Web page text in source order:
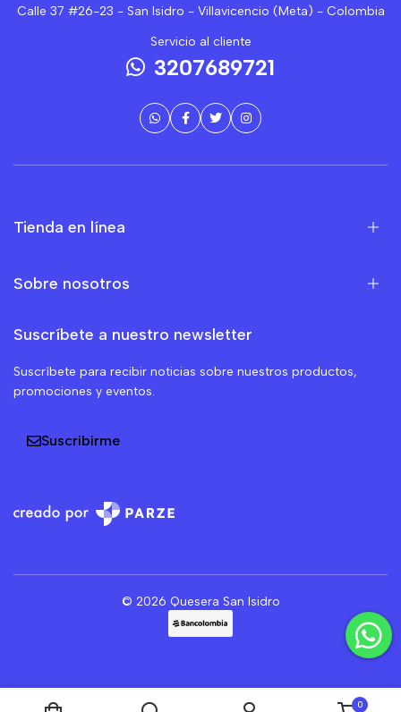
Calle 37 #26-23 - San Isidro - Villavicencio (Meta) - Colombia
Servicio al cliente
3207689721
Tienda en línea
Sobre nosotros
Suscríbete a nuestro newsletter
Suscríbete para recibir noticias sobre nuestros productos,
promociones y eventos.
Suscribirme
© 2026 Quesera San Isidro
0